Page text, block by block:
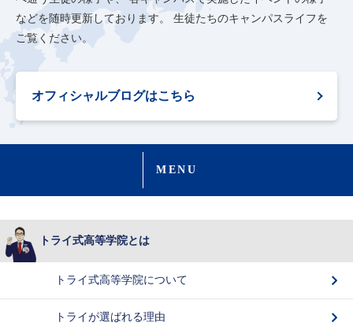
などを随時更新しております。
生徒たちのキャンパスライフを
ご覧ください。
オフィシャルブログはこちら
MENU
トライ式高等学院とは
トライ式高等学院について
トライが選ばれる理由